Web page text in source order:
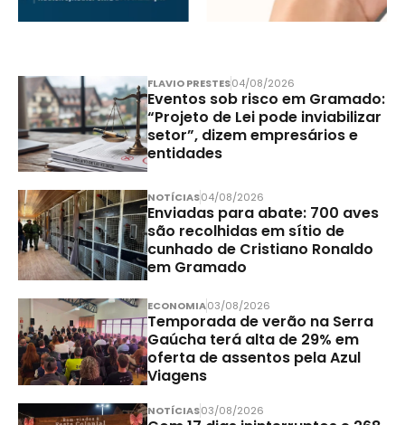
FLAVIO PRESTES04/08/2026
Eventos sob risco em Gramado:
“Projeto de Lei pode inviabilizar
setor”, dizem empresários e
entidades
NOTÍCIAS04/08/2026
Enviadas para abate: 700 aves
são recolhidas em sítio de
cunhado de Cristiano Ronaldo
em Gramado
ECONOMIA03/08/2026
Temporada de verão na Serra
Gaúcha terá alta de 29% em
oferta de assentos pela Azul
Viagens
NOTÍCIAS03/08/2026